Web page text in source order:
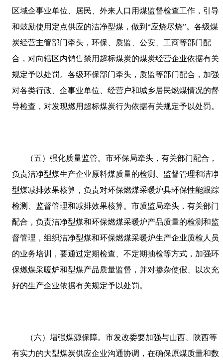
区域企事业单位、居民、外来人口用煤监督检查工作，引导
和鼓励使用定点供应的洁净型煤，做到“应烧尽烧”。各级煤
炭经营主管部门牵头，环保、质监、公安、工商等部门配
合，对向辖区内销售禁用超标煤炭的煤炭经营企业依据有关
规定予以处罚。各级环保部门牵头，质监等部门配合，加强
对各类行政、企事业单位、经营户和城乡居民燃煤情况的督
导检查，对发现燃用超标煤炭行为依据有关规定予以处罚。
（五）强化质量监管。市环保局牵头，有关部门配合，
负责洁净型煤生产企业原料煤质量的检测、监督管理和洁净
型煤减排效果核算，负责对环保燃煤采暖炉具环保性能跟踪
检测、监督管理和减排效果核算。市质监局牵头，有关部门
配合，负责洁净型煤和环保燃煤采暖炉产品质量的检测和监
督管理，组织洁净型煤和环保燃煤采暖炉生产企业质检人员
的业务培训，要通过定期检查、不定期抽检等方式，加强环
保燃煤采暖炉和型煤产品质量监督，并对掺杂使假、以次充
好的生产企业依据有关规定予以处罚。
（六）增强煤源保障。市发改委要加强与山西、陕西等
有实力的大型煤炭供应企业沟通协调，在确保原煤质量和数